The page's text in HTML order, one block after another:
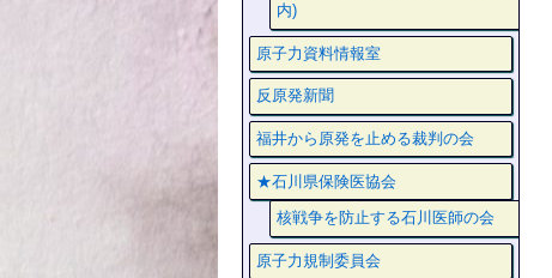
内)
原子力資料情報室
反原発新聞
福井から原発を止める裁判の会
★石川県保険医協会
核戦争を防止する石川医師の会
原子力規制委員会